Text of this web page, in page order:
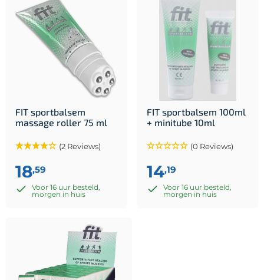
FIT sportbalsem
massage roller 75 ml
(2 Reviews)
18,59
Voor 16 uur besteld,
morgen in huis
FIT sportbalsem 100ml
+ minitube 10ml
(0 Reviews)
14,19
Voor 16 uur besteld,
morgen in huis